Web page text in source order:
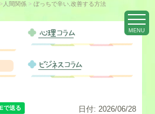
MENU
> 人間関係 > ぼっちで辛い,改善する方法
心理コラム
ビジネスコラム
日付: 2026/06/28